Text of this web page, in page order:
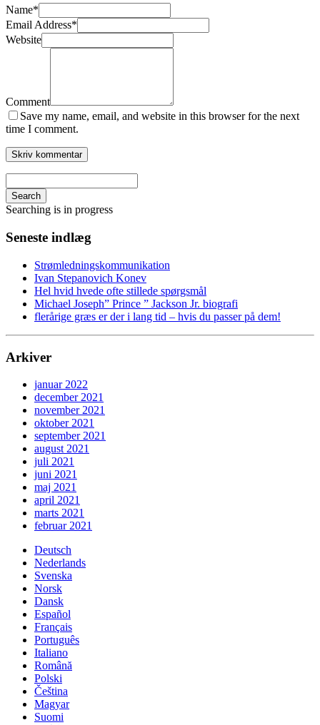
Name*
Email Address*
Website
Comment
Save my name, email, and website in this browser for the next
time I comment.
Search
Searching is in progress
Seneste indlæg
Strømledningskommunikation
Ivan Stepanovich Konev
Hel hvid hvede ofte stillede spørgsmål
Michael Joseph” Prince ” Jackson Jr. biografi
flerårige græs er der i lang tid – hvis du passer på dem!
Arkiver
januar 2022
december 2021
november 2021
oktober 2021
september 2021
august 2021
juli 2021
juni 2021
maj 2021
april 2021
marts 2021
februar 2021
Deutsch
Nederlands
Svenska
Norsk
Dansk
Español
Français
Português
Italiano
Română
Polski
Čeština
Magyar
Suomi